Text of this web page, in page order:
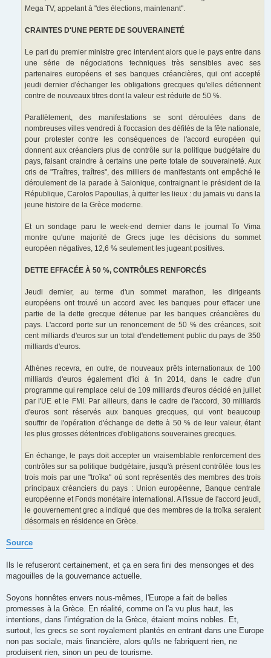
Mega TV, appelant à "des élections, maintenant".
CRAINTES D'UNE PERTE DE SOUVERAINETÉ
Le pari du premier ministre grec intervient alors que le pays entre dans
une série de négociations techniques très sensibles avec ses
partenaires européens et ses banques créancières, qui ont accepté
jeudi dernier d'échanger les obligations grecques qu'elles détiennent
contre de nouveaux titres dont la valeur est réduite de 50 %.
Parallèlement, des manifestations se sont déroulées dans de
nombreuses villes vendredi à l'occasion des défilés de la fête nationale,
pour protester contre les conséquences de l'accord européen qui
donnent aux créanciers plus de contrôle sur la politique budgétaire du
pays, faisant craindre à certains une perte totale de souveraineté. Aux
cris de "Traîtres, traîtres", des milliers de manifestants ont empêché le
déroulement de la parade à Salonique, contraignant le président de la
République, Carolos Papoulias, à quitter les lieux : du jamais vu dans la
jeune histoire de la Grèce moderne.
Et un sondage paru le week-end dernier dans le journal To Vima
montre qu'une majorité de Grecs juge les décisions du sommet
européen négatives, 12,6 % seulement les jugeant positives.
DETTE EFFACÉE À 50 %, CONTRÔLES RENFORCÉS
Jeudi dernier, au terme d'un sommet marathon, les dirigeants
européens ont trouvé un accord avec les banques pour effacer une
partie de la dette grecque détenue par les banques créancières du
pays. L'accord porte sur un renoncement de 50 % des créances, soit
cent milliards d'euros sur un total d'endettement public du pays de 350
milliards d'euros.
Athènes recevra, en outre, de nouveaux prêts internationaux de 100
milliards d'euros également d'ici à fin 2014, dans le cadre d'un
programme qui remplace celui de 109 milliards d'euros décidé en juillet
par l'UE et le FMI. Par ailleurs, dans le cadre de l'accord, 30 milliards
d'euros sont réservés aux banques grecques, qui vont beaucoup
souffrir de l'opération d'échange de dette à 50 % de leur valeur, étant
les plus grosses détentrices d'obligations souveraines grecques.
En échange, le pays doit accepter un vraisemblable renforcement des
contrôles sur sa politique budgétaire, jusqu'à présent contrôlée tous les
trois mois par une "troïka" où sont représentés des membres des trois
principaux créanciers du pays : Union européenne, Banque centrale
européenne et Fonds monétaire international. A l'issue de l'accord jeudi,
le gouvernement grec a indiqué que des membres de la troïka seraient
désormais en résidence en Grèce.
Source
Ils le refuseront certainement, et ça en sera fini des mensonges et des
magouilles de la gouvernance actuelle.
Soyons honnêtes envers nous-mêmes, l'Europe a fait de belles
promesses à la Grèce. En réalité, comme on l'a vu plus haut, les
intentions, dans l'intégration de la Grèce, étaient moins nobles. Et,
surtout, les grecs se sont royalement plantés en entrant dans une Europe
non pas sociale, mais financière, alors qu'ils ne fabriquent rien, ne
produisent rien, sinon un peu de tourisme.